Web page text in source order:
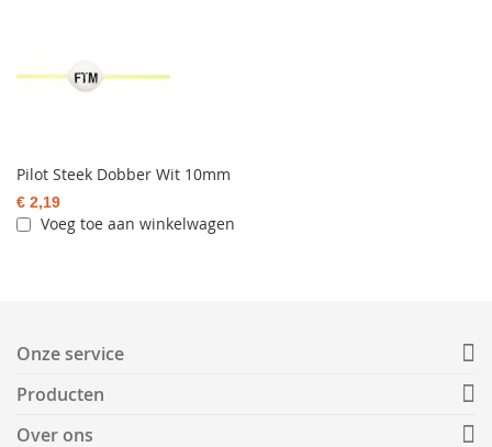
Pilot Steek Dobber Wit 10mm
€ 2,19
Voeg toe aan winkelwagen
Onze service
Producten
Over ons